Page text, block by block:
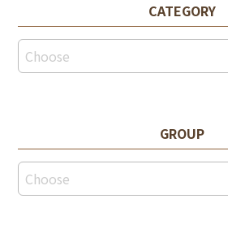
CATEGORY
GROUP